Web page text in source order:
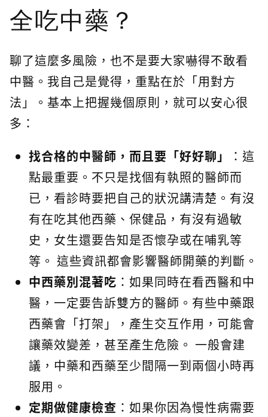
全吃中藥？
聊了這麼多風險，也不是要大家嚇得不敢看
中醫。我自己是覺得，重點在於「用對方
法」。基本上把握幾個原則，就可以安心很
多：
找合格的中醫師，而且要「好好聊」
：這
點最重要。不只是找個有執照的醫師而
已，看診時要把自己的狀況講清楚。有沒
有在吃其他西藥、保健品，有沒有過敏
史，女生還要告知是否懷孕或在哺乳等
等。 這些資訊都會影響醫師開藥的判斷。
中西藥別混著吃 ：如果同時在看西醫和中
醫，一定要告訴雙方的醫師。有些中藥跟
西藥會「打架」，產生交互作用，可能會
讓藥效變差，甚至產生危險。 一般會建
議，中藥和西藥至少間隔一到兩個小時再
服用。
定期做健康檢查 ：如果你因為慢性病需要